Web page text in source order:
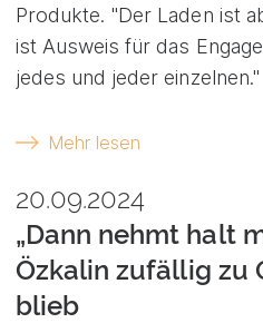
Produkte. "Der Laden ist
ist Ausweis für das
jedes und jeder einzelnen."
Mehr lesen
20.09.2024
„Dann nehmt halt
Özkalin zufällig zu
blieb